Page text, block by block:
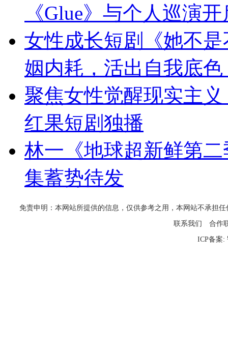
《Glue》与个人巡演
女性成长短剧《她不
姻内耗，活出自我底色
聚焦女性觉醒现实主
红果短剧独播
林一《地球超新鲜第
集蓄势待发
免责申明：本网站所提供的信息，仅供参考之用，本网站不承担
联系我们 合作
ICP备案: